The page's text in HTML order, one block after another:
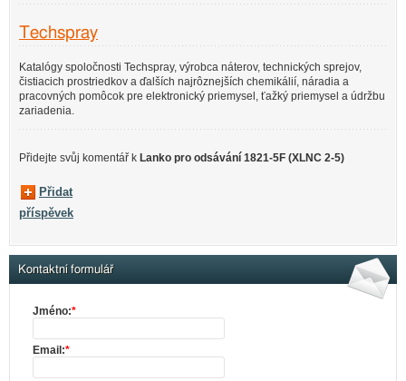
Techspray
Katalógy spoločnosti Techspray, výrobca náterov, technických sprejov,
čistiacich prostriedkov a ďalších najrôznejších chemikálií, náradia a
pracovných pomôcok pre elektronický priemysel, ťažký priemysel a údržbu
zariadenia.
Přidejte svůj komentář k Lanko pro odsávání 1821-5F (XLNC 2-5)
Přidat
příspěvek
Kontaktní formulář
Jméno:*
Email:*